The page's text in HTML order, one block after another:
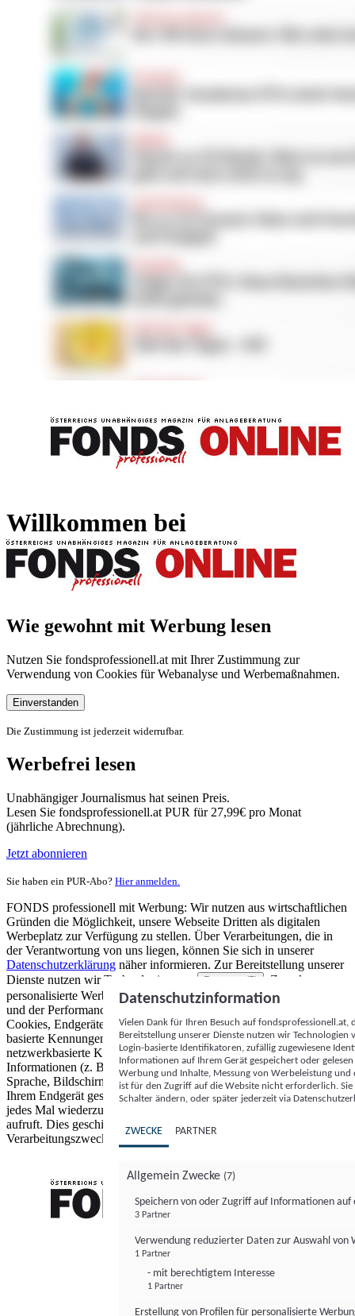
Willkommen bei
Wie gewohnt mit Werbung lesen
Nutzen Sie fondsprofessionell.at mit Ihrer Zustimmung zur
Verwendung von Cookies für Webanalyse und Werbemaßnahmen.
Einverstanden
Die Zustimmung ist jederzeit widerrufbar.
Werbefrei lesen
Unabhängiger Journalismus hat seinen Preis.
Lesen Sie fondsprofessionell.at PUR für 27,99€ pro Monat
(jährliche Abrechnung).
Jetzt abonnieren
Sie haben ein PUR-Abo? Hier anmelden.
FONDS professionell mit Werbung: Wir nutzen aus wirtschaftlichen
Gründen die Möglichkeit, unsere Webseite Dritten als digitalen
Werbeplatz zur Verfügung zu stellen. Über Verarbeitungen, die in
der Verantwortung von uns liegen, können Sie sich in unserer
Datenschutzerklärung näher informieren. Zur Bereitstellung unserer
Dienste nutzen wir Technologien von
Partnern (5)
. Zwecke:
personalisierte Werbung und Inhalte, Messung von Werbeleistung
und der Performance von Inhalten sowie Zielgruppenforschung.
Cookies, Endgeräte- oder ähnliche Online-Kennungen (z. B. login-
basierte Kennungen, zufällig generierte Kennungen,
netzwerkbasierte Kennungen) können zusammen mit anderen
Informationen (z. B. Browsertyp und Browserinformationen,
Sprache, Bildschirmgröße, unterstützte Technologien usw.) auf
Ihrem Endgerät gespeichert oder von dort ausgelesen werden, um es
jedes Mal wiederzuerkennen, wenn es eine App oder einer Webseite
aufruft. Dies geschieht für einen oder mehrere der hier aufgeführten
Verarbeitungszwecke.
Datenschutzinformation
Vielen Dank für Ihren Besuch auf
Bereitstellung unserer Dienste nutzen wir Technologien
Login-basierte Identifikatoren, zufällig zugewiesene
Informationen auf Ihrem Gerät gespeichert oder
Werbung und Inhalte, Messung von Werbeleistung
ist für den Zugriff auf die Website nicht erforderlich.
Schalter ändern, oder später jederzeit via
ZWECKE PARTNER
Allgemein Zwecke (7)
Speichern von oder Zugriff auf Informationen auf
3 Partner
Verwendung reduzierter Daten zur Auswahl von
1 Partner
- mit berechtigtem Interesse
1 Partner
Erstellung von Profilen für personalisierte
FONDS professionell